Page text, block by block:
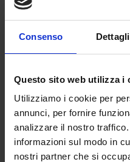
Consenso Dettagli
Questo sito web utilizza i
Utilizziamo i cookie per
annunci, per fornire
analizzare il nostro
informazioni sul modo in
nostri partner che si
disposto ma al
mansioni di
naturale: di questi, il
soddisfare una
sfruttare l’attitudine
concrete.